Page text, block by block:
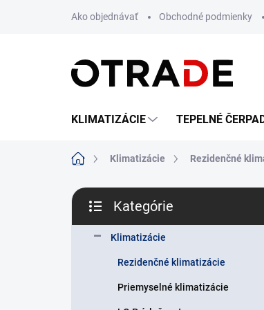
Ako objednávať Obchodné podmienky
KLIMATIZÁCIE TEPELNÉ
DomovKlimatizácie Rezidenčné
B
č
kategórie
Kategórie
Klimatizácie
Rezidenčné klimatizácie
Priemyselné klimatizácie